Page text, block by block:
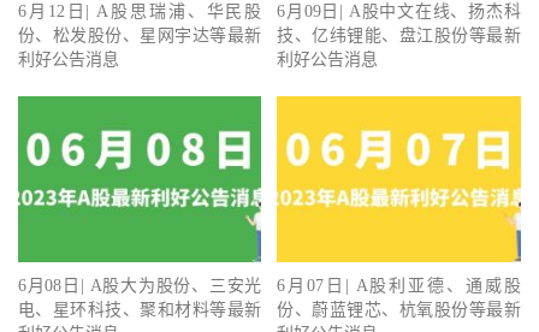
6月12日| A股思瑞浦、华民股
份、松发股份、星网宇达等最新
利好公告消息
6月09日| A股中文在线、扬杰科
技、亿纬锂能、盘江股份等最新
利好公告消息
6月08日| A股大为股份、三安光
电、星环科技、聚和材料等最新
6月07日| A股利亚德、通威股
份、蔚蓝锂芯、杭氧股份等最新